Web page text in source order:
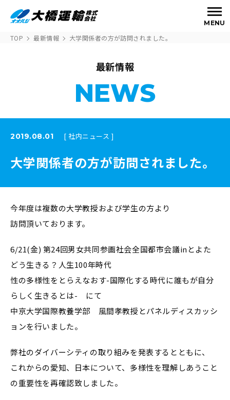
MENU
TOP 最新情報 大学関係者の方が訪問されました。
最新情報
NEWS
2019.08.01 [ 社内ニュース ]
大学関係者の方が訪問されました。
今年度は複数の大学教授および学生の方より
訪問頂いております。
6/21(金) 第24回男女共同参画社会全国都市会議inとよた
どう生きる？人生100年時代
性の多様性をとらえなおす-国際化する時代に誰もが自分
らしく生きるとは- にて
中京大学国際教養学部 風間孝教授とパネルディスカッシ
ョンを行いました。
弊社のダイバーシティの取り組みを発表するとともに、
これからの愛知、日本について、多様性を理解しあうこと
の重要性を再確認致しました。